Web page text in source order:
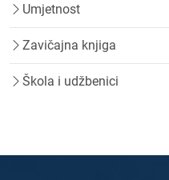
Umjetnost
Zavičajna knjiga
Škola i udžbenici